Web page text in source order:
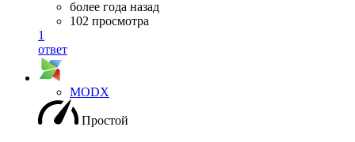
более года назад
102 просмотра
1
ответ
MODX
Простой